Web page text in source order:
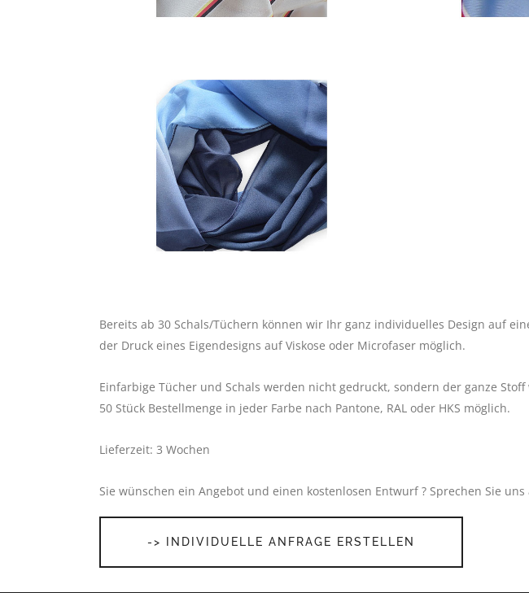
POLYESTER-CHIFFON
Microfaser
Bereits ab 30 Schals/Tüchern können wir Ihr ganz individuelles Design auf
der Druck eines Eigendesigns auf Viskose oder Microfaser möglich.
Einfarbige Tücher und Schals werden nicht gedruckt, sondern der ganze
50 Stück Bestellmenge in jeder Farbe nach Pantone, RAL oder HKS möglich.
Lieferzeit: 3 Wochen
Sie wünschen ein Angebot und einen kostenlosen Entwurf ? Sprechen Sie uns
-> INDIVIDUELLE ANFRAGE ERSTELLEN